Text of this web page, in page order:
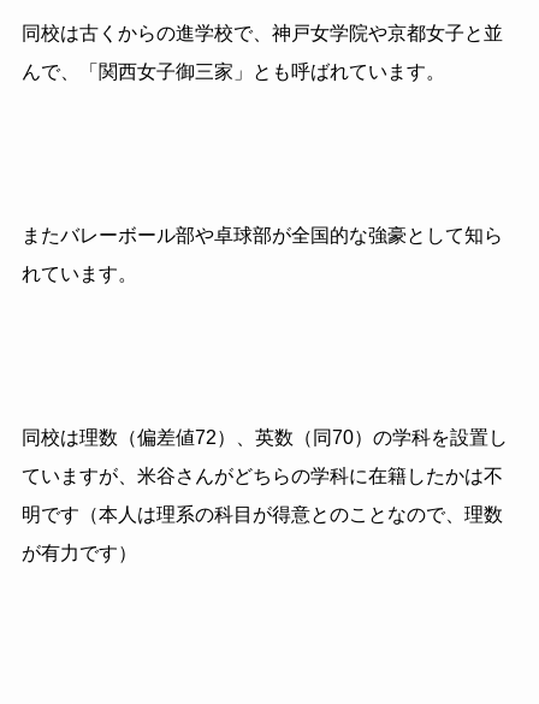
同校は古くからの進学校で、神戸女学院や京都女子と並
んで、「関西女子御三家」とも呼ばれています。
またバレーボール部や卓球部が全国的な強豪として知ら
れています。
同校は理数（偏差値72）、英数（同70）の学科を設置し
ていますが、米谷さんがどちらの学科に在籍したかは不
明です（本人は理系の科目が得意とのことなので、理数
が有力です）